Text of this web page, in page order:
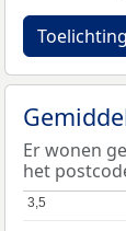
Toelichting
Er wonen
het
3,5
3,5